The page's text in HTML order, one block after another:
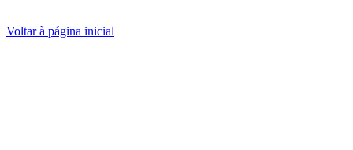
Voltar à página inicial